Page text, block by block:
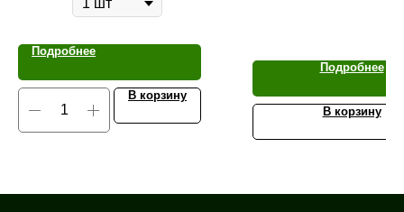
Подробнее
В корзину
Подробнее
В корзину